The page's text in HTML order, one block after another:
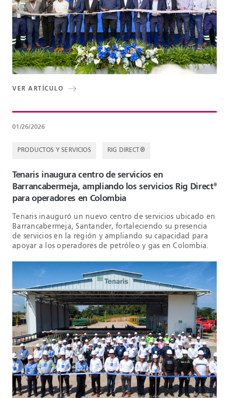
VER ARTÍCULO
01/26/2026
PRODUCTOS Y SERVICIOS RIG DIRECT®
Tenaris inaugura centro de servicios en
Barrancabermeja, ampliando los servicios Rig Direct®
para operadores en Colombia
Tenaris inauguró un nuevo centro de servicios ubicado en
Barrancabermeja, Santander, fortaleciendo su presencia
de servicios en la región y ampliando su capacidad para
apoyar a los operadores de petróleo y gas en Colombia.